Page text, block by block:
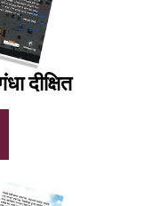
दीक्षित